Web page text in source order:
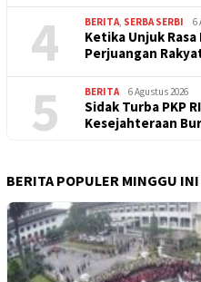
4 BERITA SERBA SERBI 6
Ketika Unjuk
Perjuangan
5 BERITA 6 Agustus 2026
Sidak Turba PKP
Kesejahteraan
BERITA POPULER MINGGU INI